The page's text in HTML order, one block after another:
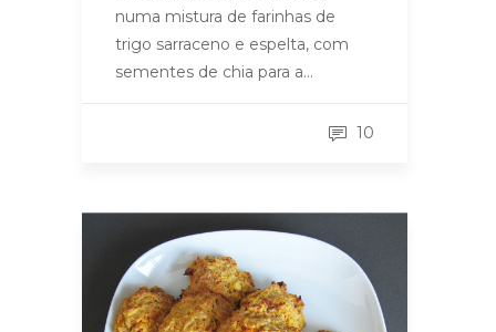
numa mistura de farinhas de
trigo sarraceno e espelta, com
sementes de chia para a…
10